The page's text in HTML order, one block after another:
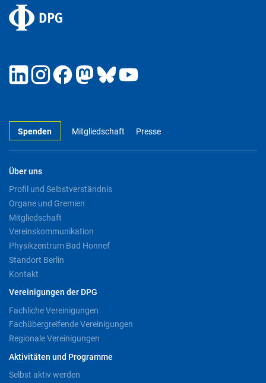
Spenden Mitgliedschaft Presse
Über uns
Profil und Selbstverständnis
Organe und Gremien
Mitgliedschaft
Vereinskommunikation
Physikzentrum Bad Honnef
Standort Berlin
Kontakt
Vereinigungen der DPG
Fachliche Vereinigungen
Fachübergreifende Vereinigungen
Regionale Vereinigungen
Aktivitäten und Programme
Selbst aktiv werden